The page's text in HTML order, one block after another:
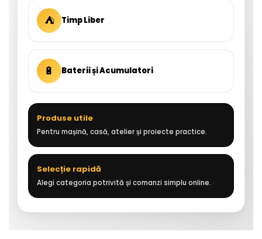
⛺ Timp Liber
🔋 Baterii și Acumulatori
Produse utile
Pentru mașină, casă, atelier și proiecte practice.
Selecție rapidă
Alegi categoria potrivită și comanzi simplu online.